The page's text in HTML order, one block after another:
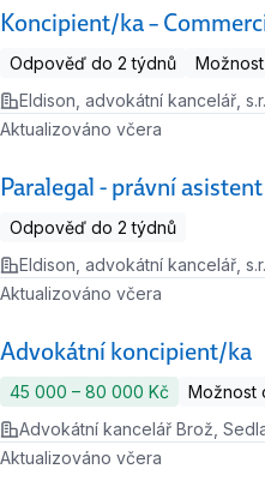
Koncipient/ka –
Odpověď do 2 týdnů
Eldison, advokátní kancelář,
Paralegal - právní asistent
Aktualizováno včera
Odpověď do 2 týdnů
Eldison, advokátní kancelář,
Advokátní koncipient/ka
Aktualizováno včera
45 000 ‍–‍ 80 000 Kč
Možnost
Advokátní kancelář Brož,
Aktualizováno včera